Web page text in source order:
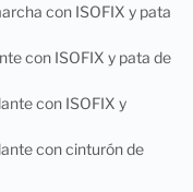
con ISOFIX y pata
con ISOFIX y pata de
con ISOFIX y
con cinturón de